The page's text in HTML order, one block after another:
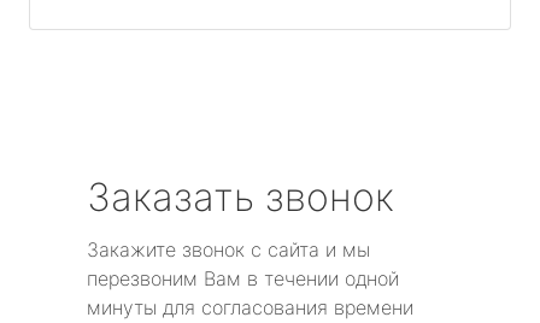
Заказать звонок
Закажите звонок с сайта и мы
перезвоним Вам в течении одной
минуты для согласования времени